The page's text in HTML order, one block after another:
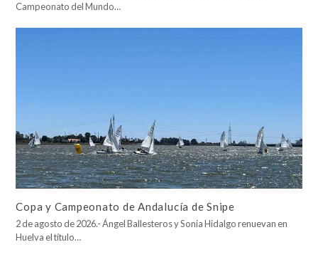
Campeonato del Mundo…
Copa y Campeonato de Andalucía de Snipe
2 de agosto de 2026.- Ángel Ballesteros y Sonia Hidalgo renuevan en
Huelva el título…